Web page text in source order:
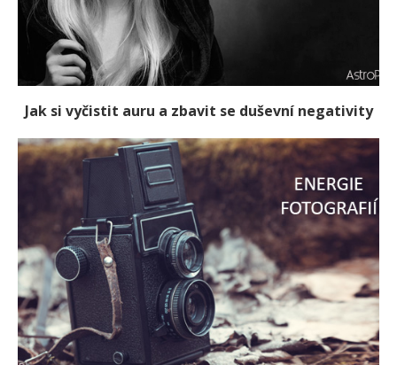
Jak si vyčistit auru a zbavit se duševní negativity